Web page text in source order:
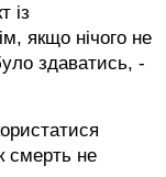
із
якщо нічого не
здаватись, -
смерть не